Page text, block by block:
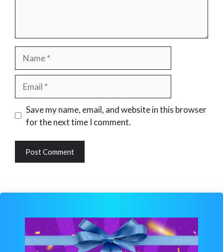
Website
Save my name, email, and website in this browser
for the next time I comment.